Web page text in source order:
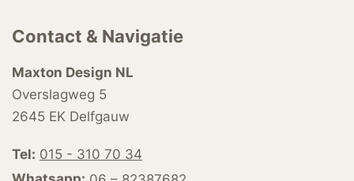
Contact & Navigatie
Maxton Design NL
Overslagweg 5
2645 EK Delfgauw
Tel: 015 - 310 70 34